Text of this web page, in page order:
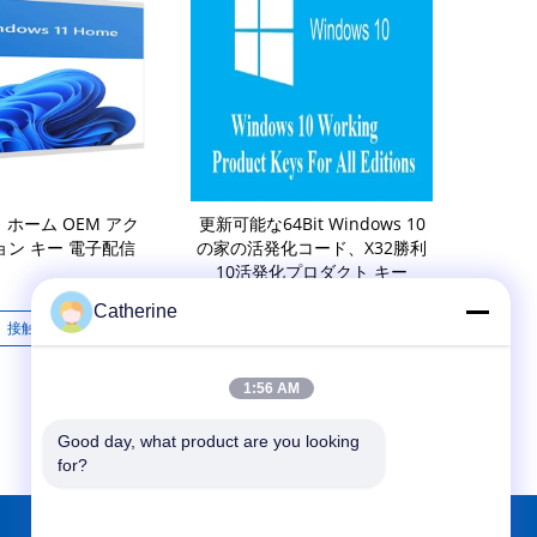
ーム OEM アク
ン キー 電子配信
接触
更新可能な64Bit Windows 10
の家の活発化コード、X32勝利
10活発化プロダクト キー
Fees
and
Catherine
1:56 AM
Good day, what product are you looking
for?